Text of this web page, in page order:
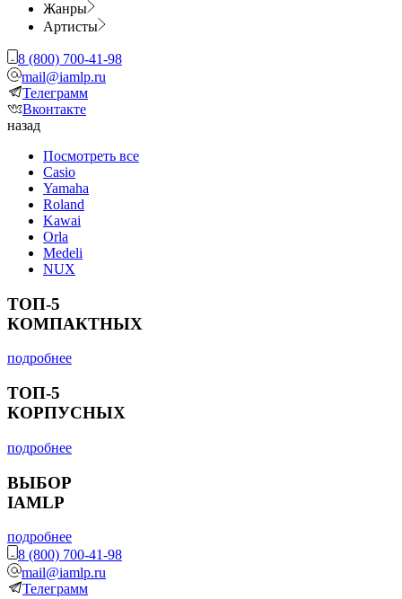
Жанры
Артисты
8 (800) 700-41-98
mail@iamlp.ru
Телеграмм
Вконтакте
назад
Посмотреть все
Casio
Yamaha
Roland
Kawai
Orla
Medeli
NUX
ТОП-5
КОМПАКТНЫХ
подробнее
ТОП-5
КОРПУСНЫХ
подробнее
ВЫБОР
IAMLP
подробнее
8 (800) 700-41-98
mail@iamlp.ru
Телеграмм